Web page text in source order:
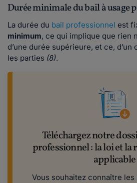
Durée minimale du bail à usage
La durée du bail professionnel est
minimum, ce qui implique que rien
d’une durée supérieure, et ce,
les parties (8).
Téléchargez notre
professionnel : la loi et
applicable
Vous souhaitez connaître les